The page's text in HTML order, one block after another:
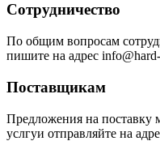
Сотрудничество
По общим вопросам
пишите на адрес
Поставщикам
Предложения на
услгуи отправляйте на